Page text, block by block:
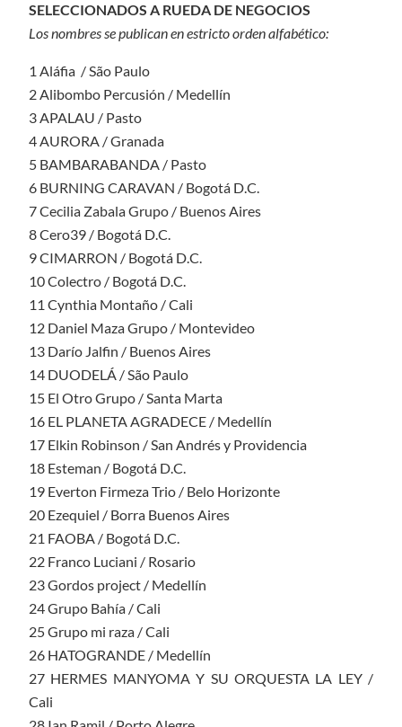
SELECCIONADOS A RUEDA DE NEGOCIOS
Los nombres se publican en estricto orden alfabético:
1 Aláfia / São Paulo
2 Alibombo Percusión / Medellín
3 APALAU / Pasto
4 AURORA / Granada
5 BAMBARABANDA / Pasto
6 BURNING CARAVAN / Bogotá D.C.
7 Cecilia Zabala Grupo / Buenos Aires
8 Cero39 / Bogotá D.C.
9 CIMARRON / Bogotá D.C.
10 Colectro / Bogotá D.C.
11 Cynthia Montaño / Cali
12 Daniel Maza Grupo / Montevideo
13 Darío Jalfin / Buenos Aires
14 DUODELÁ / São Paulo
15 El Otro Grupo / Santa Marta
16 EL PLANETA AGRADECE / Medellín
17 Elkin Robinson / San Andrés y Providencia
18 Esteman / Bogotá D.C.
19 Everton Firmeza Trio / Belo Horizonte
20 Ezequiel / Borra Buenos Aires
21 FAOBA / Bogotá D.C.
22 Franco Luciani / Rosario
23 Gordos project / Medellín
24 Grupo Bahía / Cali
25 Grupo mi raza / Cali
26 HATOGRANDE / Medellín
27 HERMES MANYOMA Y SU ORQUESTA LA LEY /
Cali